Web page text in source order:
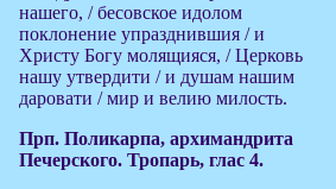
нашего, / бесовское идолом
поклонение упразднившия / и
Христу Богу молящияся, / Церковь
нашу утвердити / и душам нашим
даровати / мир и велию милость.
Прп. Поликарпа, архимандрита
Печерского. Тропарь, глас 4.